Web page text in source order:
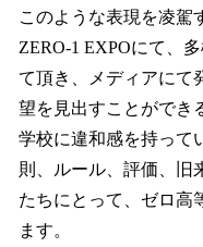
このような表現を凌駕
ZERO-1 EXPOにて、
て頂き、メディアにて
望を見出すことができ
学校に違和感を持って
則、ルール、評価、旧
たちにとって、ゼロ高
ます。